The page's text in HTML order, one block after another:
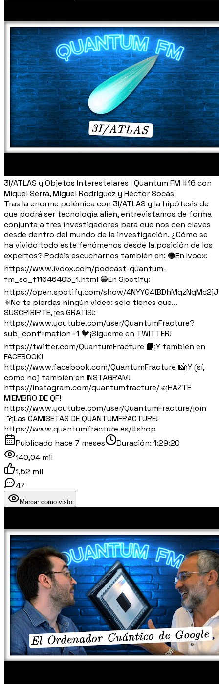
3I/ATLAS y Objetos Interestelares | Quantum FM #16 con
Miquel Serra, Miguel Rodríguez y Héctor Socas
Tras la enorme polémica con 3I/ATLAS y la hipótesis de
que podrá ser tecnología alien, entrevistamos de forma
conjunta a tres investigadores para que nos den claves
desde dentro del mundo de la investigación. ¿Cómo se
ha vivido todo este fenómenos desde la posición de los
expertos? Podéis escucharnos también en: 🟠En Ivoox:
https://www.ivoox.com/podcast-quantum-
fm_sq_f11646405_1.html 🟢En Spotify:
https://open.spotify.com/show/
⚛️No te pierdas ningún video: solo tienes que...
SUSCRIBIRTE, ¡es GRATIS!:
https://www.youtube.com/user/QuantumFracture?
sub_confirmation=1 🐦¡Sígueme en TWITTER!
https://twitter.com/QuantumFracture 📘¡Y también en
FACEBOOK!
https://www.facebook.com/QuantumFracture 📸¡Y (sí,
como no) también en INSTAGRAM!
https://instagram.com/quantumfracture/ ✊¡HAZTE
MIEMBRO DE QF!
https://www.youtube.com/user/QuantumFracture/join
👕¡Las CAMISETAS DE QUANTUMFRACTURE!
https://www.quantumfracture.es/#shop
Publicado hace 7 meses Duración: 1:29:20
140,04 mil
1,52 mil
47
Marcar como visto